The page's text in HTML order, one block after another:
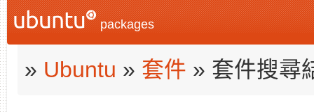
packages
» Ubuntu » 套件 » 套件搜尋